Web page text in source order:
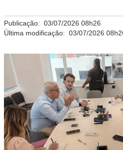
Publicação: 03/07/2026 08h26
Última modificação: 03/07/2026